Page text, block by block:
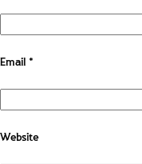
Email*
Website